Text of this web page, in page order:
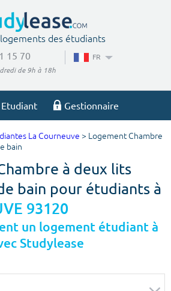
des étudiants
15 70
de 9h à 18h
FR
Etudiant Gestionnaire
recherche
€
Budget max
La Courneuve > Logement Chambre
bain
à deux lits
bain pour étudiants à
93120
un logement étudiant à
Studylease